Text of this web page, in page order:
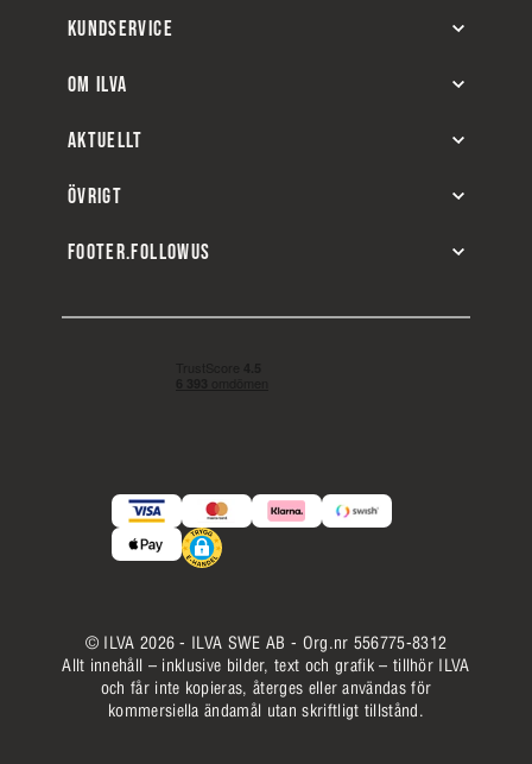
KUNDSERVICE
OM ILVA
AKTUELLT
ÖVRIGT
FOOTER.FOLLOWUS
© ILVA 2026 - ILVA SWE AB - Org.nr 556775-8312
Allt innehåll – inklusive bilder, text och grafik – tillhör ILVA
och får inte kopieras, återges eller användas för
kommersiella ändamål utan skriftligt tillstånd.